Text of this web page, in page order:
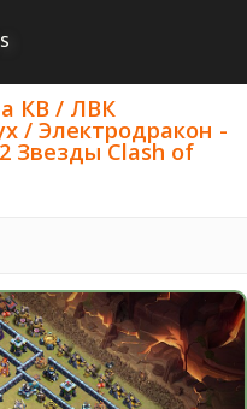
КВ / ЛВК
/ Электродракон -
Звезды Clash of